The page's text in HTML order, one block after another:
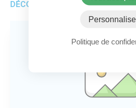
DÉCOUVREZ AUSSI
Politique de